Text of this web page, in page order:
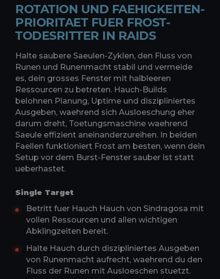
ROTATION UND FAEHIGKEITEN-
PRIORITAET FUER FROST-
TODESRITTER IN RAIDS
Halte saubere Saeulen-Zyklen, den Fluss von
Runen und Runenmacht stabil und vermeide
es, dein grosses Fenster mit halbleeren
Ressourcen zu betreten. Hauch-Builds
belohnen Planung, Uptime und diszipliniertes
Ausgeben, waehrend sich Ausloeschung eher
darum dreht, Toetungsmaschine waehrend
Saeule effizient aneinanderzureihen. In beiden
Faellen funktioniert Frost am besten, wenn dein
Setup vor dem Burst-Fenster sauber ist statt
ueberhastet.
Single Target
Betritt fuer Hauch Hauch von Sindragosa mit
vollen Ressourcen und allen wichtigen
Abklingzeiten bereit.
Halte Hauch durch diszipliniertes Ausgeben
von Runenmacht aufrecht, waehrend du den
Fluss der Runen mit Ausloeschen stuetzt.